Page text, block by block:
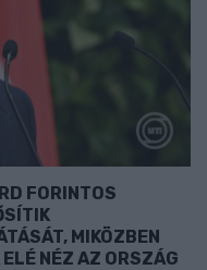
FORINTOS
MIKÖZBEN
NÉZ AZ ORSZÁG